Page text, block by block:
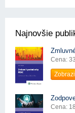
Najnovšie
Cena:
Cena: